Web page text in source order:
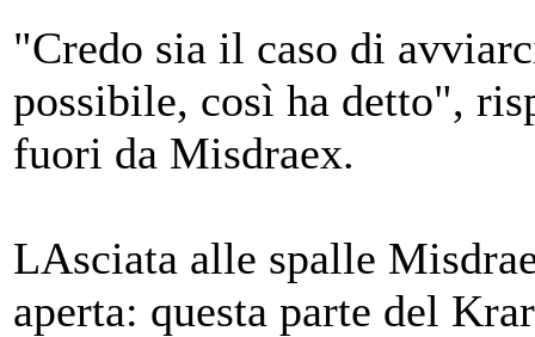
"Credo sia il caso di
possibile, così ha detto",
fuori da Misdraex.
LAsciata alle spalle
aperta: questa parte del